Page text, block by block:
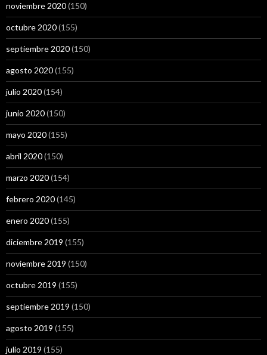
noviembre 2020(150)
octubre 2020(155)
septiembre 2020(150)
agosto 2020(155)
julio 2020(154)
junio 2020(150)
mayo 2020(155)
abril 2020(150)
marzo 2020(154)
febrero 2020(145)
enero 2020(155)
diciembre 2019 (155)
noviembre 2019 (150)
octubre 2019 (155)
septiembre 2019 (150)
agosto 2019 (155)
julio 2019 (155)